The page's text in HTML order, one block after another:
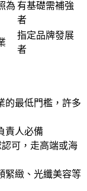
為 有基礎需補強
者
指定品牌發展
者
的最低門檻，許多
責人必備
認可，走高端或海
緊緻、光纖美容等